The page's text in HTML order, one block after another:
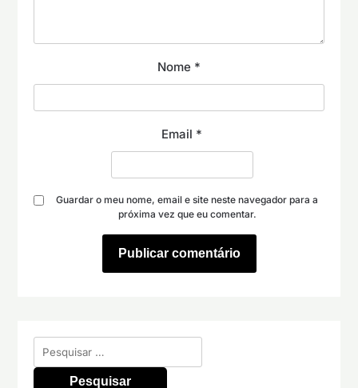
Nome *
Email *
Guardar o meu nome, email e site neste navegador para a
próxima vez que eu comentar.
Pesquisar
por: